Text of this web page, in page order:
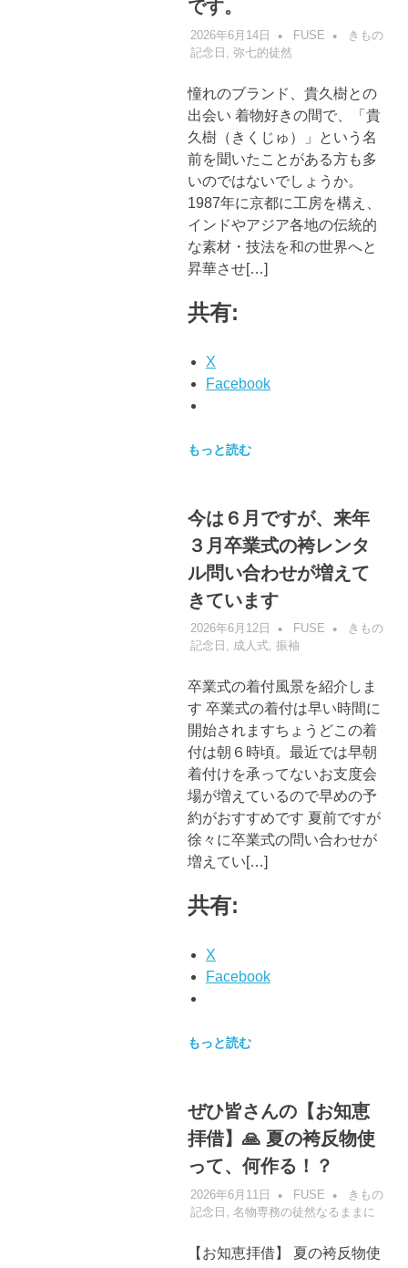
です。
2026年6月14日 FUSE
きもの
記念日
弥七的徒然
憧れのブランド、貴久樹との
出会い 着物好きの間で、「貴
久樹（きくじゅ）」という名
前を聞いたことがある方も多
いのではないでしょうか。
1987年に京都に工房を構え、
インドやアジア各地の伝統的
な素材・技法を和の世界へと
昇華させ[…]
共有:
X
Facebook
もっと読む
今は６月ですが、来年
３月卒業式の袴レンタ
ル問い合わせが増えて
きています
2026年6月12日 FUSE
きもの
記念日 , 成人式, 振袖
卒業式の着付風景を紹介しま
す 卒業式の着付は早い時間に
開始されますちょうどこの着
付は朝６時頃。最近では早朝
着付けを承ってないお支度会
場が増えているので早めの予
約がおすすめです 夏前ですが
徐々に卒業式の問い合わせが
増えてい[…]
共有:
X
Facebook
もっと読む
ぜひ皆さんの【お知恵
拝借】🙏 夏の袴反物使
って、何作る！？
2026年6月11日 FUSE
きもの
記念日
名物専務の徒然なるままに
【お知恵拝借】 夏の袴反物使